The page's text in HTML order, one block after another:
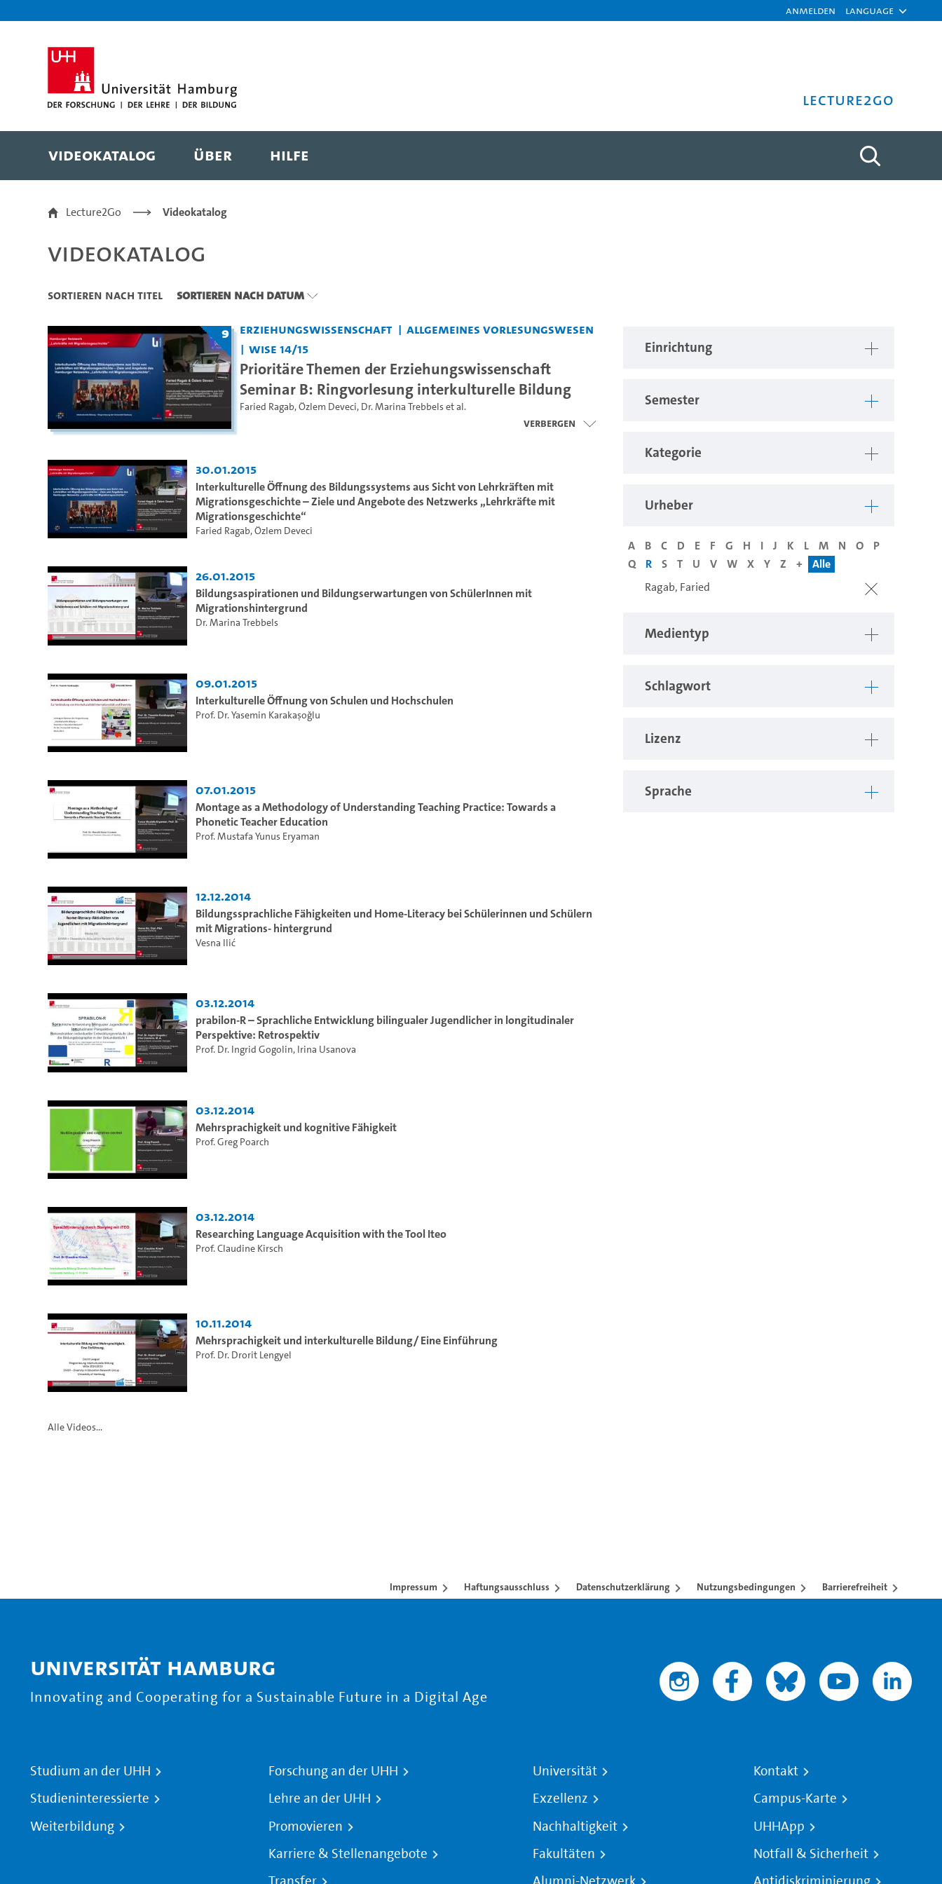
Anmelden Language
Lecture2Go
Videokatalog Über Hilfe
Videokatalog
Lecture2Go Videokatalog
Videokatalog
Sortieren nach Titel Sortieren nach Datum
Einrichtung
Semester
Kategorie
Urheber
A B C D E F G H I J K L M N O
P
Q
R S T U V W X Y Z +
Alle
Ragab, Faried
Medientyp
Schlagwort
Lizenz
Sprache
9 Erziehungswissenschaft
Allgemeines Vorlesungswesen
WiSe 14/15
Prioritäre Themen der Erziehungswissenschaft
Seminar B: Ringvorlesung interkulturelle Bildung
Faried Ragab,Özlem Deveci, Dr. Marina Trebbelset al.
Verbergen
30.01.2015
Interkulturelle Öffnung des Bildungssystems aus Sicht von Lehrkräften mit
Migrationsgeschichte – Ziele und Angebote des Netzwerks „Lehrkräfte mit
Migrationsgeschichte“
Faried Ragab,Özlem Deveci
26.01.2015
Bildungsaspirationen und Bildungserwartungen von SchülerInnen mit
Migrationshintergrund
Dr. Marina Trebbels
09.01.2015
Interkulturelle Öffnung von Schulen und Hochschulen
Prof. Dr. Yasemin Karakaşoğlu
07.01.2015
Montage as a Methodology of Understanding Teaching Practice: Towards a
Phonetic Teacher Education
Prof. Mustafa Yunus Eryaman
12.12.2014
Bildungssprachliche Fähigkeiten und Home-Literacy bei Schülerinnen und Schülern
mit Migrations- hintergrund
Vesna Ilić
03.12.2014
prabilon-R – Sprachliche Entwicklung bilingualer Jugendlicher in longitudinaler
Perspektive: Retrospektiv
Prof. Dr. Ingrid Gogolin, Irina Usanova
03.12.2014
Mehrsprachigkeit und kognitive Fähigkeit
Prof. Greg Poarch
03.12.2014
Researching Language Acquisition with the Tool Iteo
Prof. Claudine Kirsch
10.11.2014
Mehrsprachigkeit und interkulturelle Bildung/ Eine Einführung
Prof. Dr. Drorit Lengyel
Alle Videos...
Impressum Haftungsausschluss Datenschutzerklärung Nutzungsbedingungen Barrierefreiheit
Universität Hamburg
Innovating and Cooperating for a Sustainable Future in a Digital Age
Studium an der UHH
Studieninteressierte
Weiterbildung
Forschung an der UHH
Lehre an der UHH
Promovieren
Karriere & Stellenangebote
Universität
Exzellenz
Nachhaltigkeit
Fakultäten
Kontakt
Campus-Karte
UHHApp
Notfall & Sicherheit